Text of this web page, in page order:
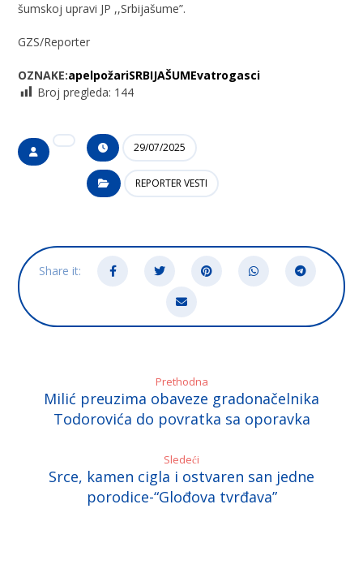
šumskoj upravi JP ,,Srbijašume”.
GZS/Reporter
OZNAKE:apelpožariSRBIJAŠUMEvatrogasci
Broj pregleda: 144
29/07/2025
REPORTER VESTI
Prethodna
Milić preuzima obaveze gradonačelnika
Todorovića do povratka sa oporavka
Sledeći
Srce, kamen cigla i ostvaren san jedne
porodice-“Glođova tvrđava”